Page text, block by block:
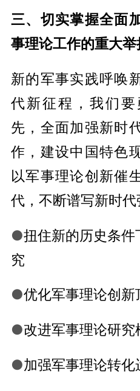
三、切实掌握全面
事理论工作的重大举
新的军事实践呼唤
代新征程，我们
先，全面加强新时
作，建设中国特色
以军事理论创新催
代，不断谱写新时代
●扭住新的历史条
究
●优化军事理论创新
●改进军事理论研究
●加强军事理论转化